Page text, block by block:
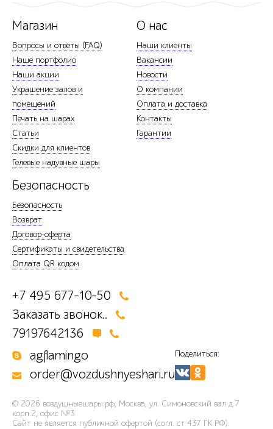
Магазин
Вопросы и ответы (FAQ)
Наше портфолио
Наши акции
Украшение залов и
помещений
Печать на шарах
Статьи
Скидки для клиентов
Гелевые надувные шары
О нас
Наши клиенты
Вакансии
Новости
О компании
Оплата и доставка
Контакты
Гарантии
Безопасность
Безопасность
Возврат
Договор-оферта
Сертификаты и свидетельства
Оплата QR кодом
+7 495 677-10-50
Заказать звонок..
79197642136
agflamingo
order@vozdushnyeshari.ru
Поделиться:
© 2026 воздушныешары.рф, Москва, ул. Симоновский вал д.7
корп.2, офис №3
Сайт не является публичной офертой (согл. ст 437 ГК РФ).